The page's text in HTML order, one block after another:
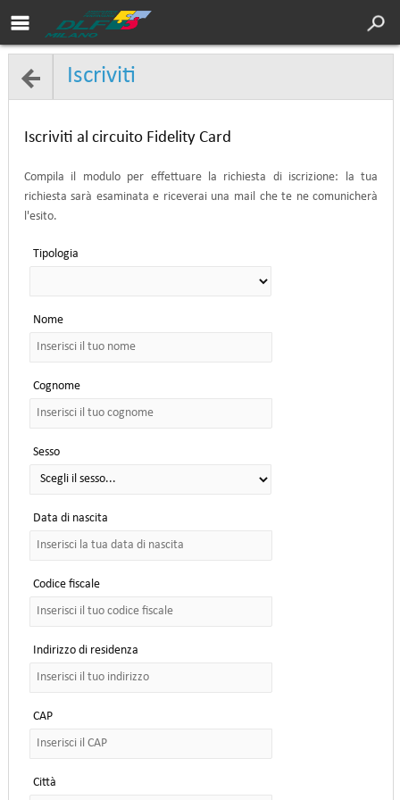
Area soci DLF
Cultura
Sport
Contatti
Iscriviti
Iscriviti al circuito Fidelity Card
Compila il modulo per effettuare la richiesta di iscrizione: la tua
richiesta sarà esaminata e riceverai una mail che te ne comunicherà
l'esito.
Tipologia
Nome
Cognome
Sesso
Data di nascita
Codice fiscale
Indirizzo di residenza
CAP
Città